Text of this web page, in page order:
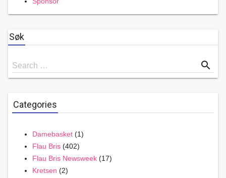
Søk
Search
for
Search … search
Categories
Damebasket (1)
Flau Bris (402)
Flau Bris Newsweek (17)
Kretsen (2)